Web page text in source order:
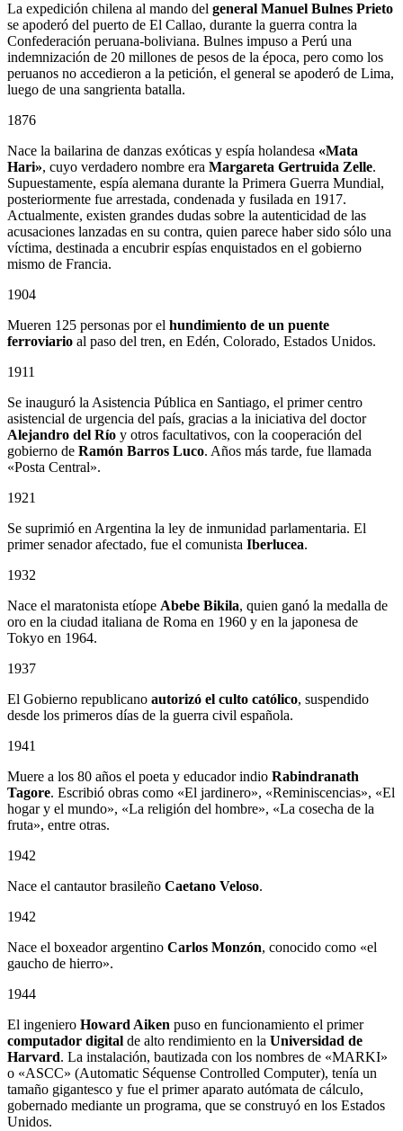
La expedición chilena al mando del general Manuel Bulnes Prieto
se apoderó del puerto de El Callao, durante la guerra contra la
Confederación peruana-boliviana. Bulnes impuso a Perú una
indemnización de 20 millones de pesos de la época, pero como los
peruanos no accedieron a la petición, el general se apoderó de Lima,
luego de una sangrienta batalla.
1876
Nace la bailarina de danzas exóticas y espía holandesa «Mata
Hari», cuyo verdadero nombre era Margareta Gertruida Zelle.
Supuestamente, espía alemana durante la Primera Guerra Mundial,
posteriormente fue arrestada, condenada y fusilada en 1917.
Actualmente, existen grandes dudas sobre la autenticidad de las
acusaciones lanzadas en su contra, quien parece haber sido sólo una
víctima, destinada a encubrir espías enquistados en el gobierno
mismo de Francia.
1904
Mueren 125 personas por el hundimiento de un puente
ferroviario al paso del tren, en Edén, Colorado, Estados Unidos.
1911
Se inauguró la Asistencia Pública en Santiago, el primer centro
asistencial de urgencia del país, gracias a la iniciativa del doctor
Alejandro del Río y otros facultativos, con la cooperación del
gobierno de Ramón Barros Luco. Años más tarde, fue llamada
«Posta Central».
1921
Se suprimió en Argentina la ley de inmunidad parlamentaria. El
primer senador afectado, fue el comunista Iberlucea.
1932
Nace el maratonista etíope Abebe Bikila, quien ganó la medalla de
oro en la ciudad italiana de Roma en 1960 y en la japonesa de
Tokyo en 1964.
1937
El Gobierno republicano autorizó el culto católico, suspendido
desde los primeros días de la guerra civil española.
1941
Muere a los 80 años el poeta y educador indio Rabindranath
Tagore. Escribió obras como «El jardinero», «Reminiscencias», «El
hogar y el mundo», «La religión del hombre», «La cosecha de la
fruta», entre otras.
1942
Nace el cantautor brasileño Caetano Veloso.
1942
Nace el boxeador argentino Carlos Monzón, conocido como «el
gaucho de hierro».
1944
El ingeniero Howard Aiken puso en funcionamiento el primer
computador digital de alto rendimiento en la Universidad de
Harvard. La instalación, bautizada con los nombres de «MARKI»
o «ASCC» (Automatic Séquense Controlled Computer), tenía un
tamaño gigantesco y fue el primer aparato autómata de cálculo,
gobernado mediante un programa, que se construyó en los Estados
Unidos.